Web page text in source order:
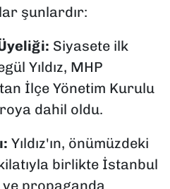
şunlardır:
Siyasete ilk
Yıldız, MHP
İlçe Yönetim Kurulu
dahil oldu.
Yıldız'ın, önümüzdeki
birlikte İstanbul
propaganda